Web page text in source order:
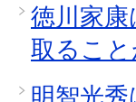
徳川家
取るこ
明智光